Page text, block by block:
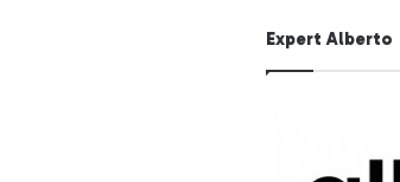
Expert Alberto